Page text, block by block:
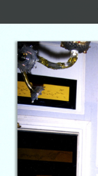
English (US)
Français
Portrait
Parcours
Galerie
Contact